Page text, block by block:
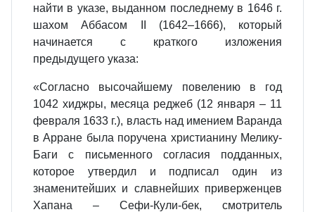
найти в указе, выданном последнему в 1646 г.
шахом Аббасом II (1642–1666), который
начинается с краткого изложения
предыдущего указа:
«Согласно высочайшему повелению в год
1042 хиджры, месяца реджеб (12 января – 11
февраля 1633 г.), власть над имением Варанда
в Арране была поручена христианину Мелику-
Баги с письменного согласия подданных,
которое утвердил и подписал один из
знаменитейших и славнейших приверженцев
Хапана – Сефи-Кули-бек, смотритель